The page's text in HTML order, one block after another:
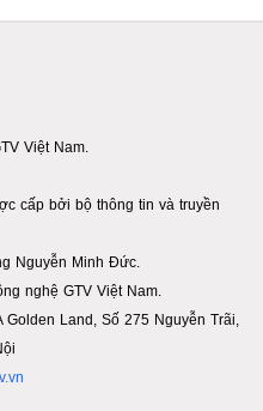
Việt Nam.
cấp bởi bộ thông tin và truyền
Nguyễn Minh Đức.
nghệ GTV Việt Nam.
Land, Số 275 Nguyễn Trãi,